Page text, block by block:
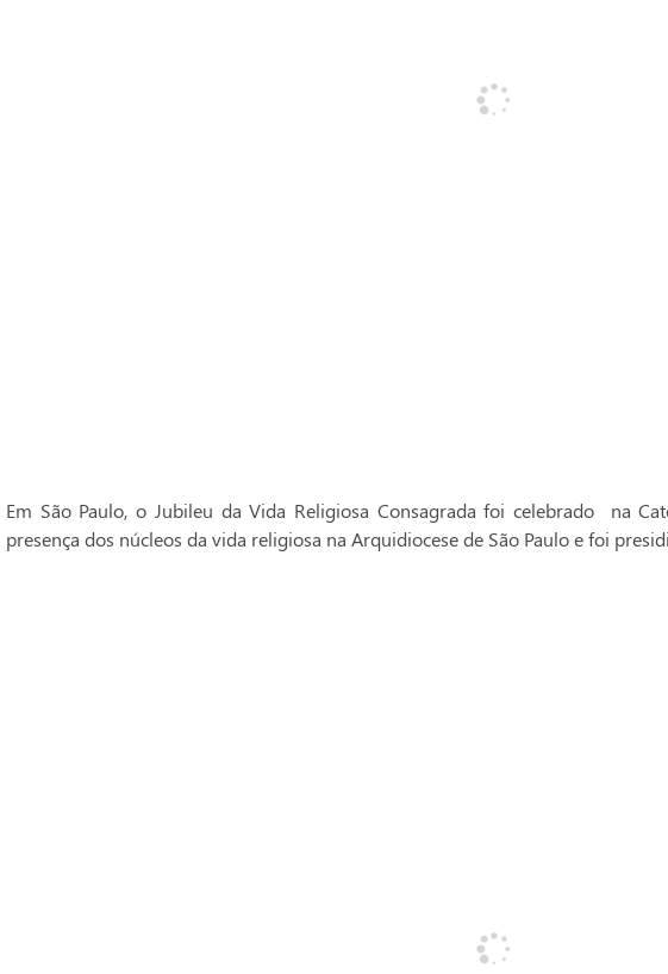
Em São Paulo, o Jubileu da Vida Religiosa Consagrada foi celebrado na
presença dos núcleos da vida religiosa na Arquidiocese de São Paulo e foi